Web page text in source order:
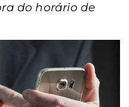
do horário de